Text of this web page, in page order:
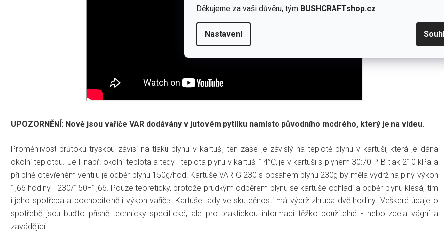
Děkujeme za vaši důvěru, tým BUSHCRAFTshop.cz
Nastavení
UPOZORNĚNÍ: Nově jsou vařiče VAR dodávány v jutovém pytlíku namísto původního modrého, který je na videu.
Proměnlivost průtoku tryskou závisí na tlaku plynu v kartuši, ten zase je závislý na teplotě plynu v kartuši, která je dána
okolní teplotou. Je-li např. okolní teplota a tedy i teplota plynu v kartuši 14°C, je v kartuši s plynem 30:70 P-B tlak 210 kPa a
při plně otevřeném ventilu je odběr plynu 150g/hod. Kartuše VAR G 230 s obsahem plynu 230g by měla výdrž na plný výkon
1,66 hodiny - 230/150=1,66. Pouze teoreticky, protože prudkým odběrem plynu se kartuše ochladí a odběr plynu klesá, tím
i jeho spotřeba a pochopitelně i výkon vařiče. Kartuše tady ve skutečnosti má výdrž zhruba dvě hodiny. Veškeré údaje o
spotřebě jsou buďto přísně technicky specifické, ale pro praktickou informaci těžko použitelné - nebo zcela vágní a
zavádějící.